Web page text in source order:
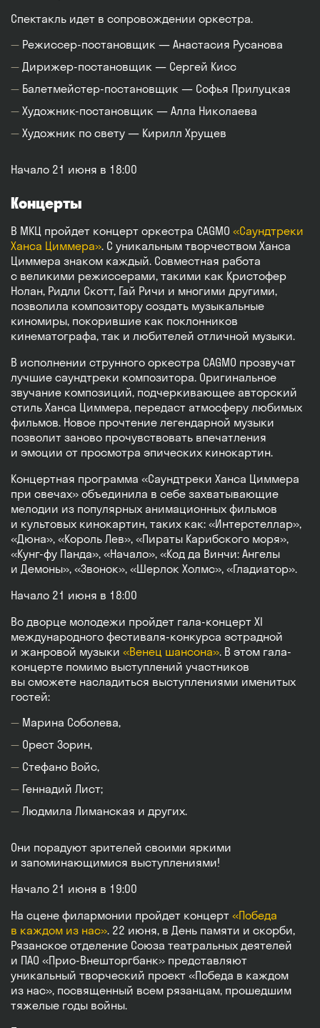
Спектакль идет в сопровождении оркестра.
Режиссер-постановщик — Анастасия Русанова
Дирижер-постановщик — Сергей Кисс
Балетмейстер-постановщик — Софья Прилуцкая
Художник-постановщик — Алла Николаева
Художник по свету — Кирилл Хрущев
Начало 21 июня в 18:00
Концерты
В МКЦ пройдет концерт оркестра CAGMO «Саундтреки
Ханса Циммера». С уникальным творчеством Ханса
Циммера знаком каждый. Совместная работа
с великими режиссерами, такими как Кристофер
Нолан, Ридли Скотт, Гай Ричи и многими другими,
позволила композитору создать музыкальные
киномиры, покорившие как поклонников
кинематографа, так и любителей отличной музыки.
В исполнении струнного оркестра CAGMO прозвучат
лучшие саундтреки композитора. Оригинальное
звучание композиций, подчеркивающее авторский
стиль Ханса Циммера, передаст атмосферу любимых
фильмов. Новое прочтение легендарной музыки
позволит заново прочувствовать впечатления
и эмоции от просмотра эпических кинокартин.
Концертная программа «Саундтреки Ханса Циммера
при свечах» объединила в себе захватывающие
мелодии из популярных анимационных фильмов
и культовых кинокартин, таких как: «Интерстеллар»,
«Дюна», «Король Лев», «Пираты Карибского моря»,
«Кунг-фу Панда», «Начало», «Код да Винчи: Ангелы
и Демоны», «Звонок», «Шерлок Холмс», «Гладиатор».
Начало 21 июня в 18:00
Во дворце молодежи пройдет гала-концерт XI
международного фестиваля-конкурса эстрадной
и жанровой музыки «Венец шансона». В этом гала-
концерте помимо выступлений участников
вы сможете насладиться выступлениями именитых
гостей:
Марина Соболева,
Орест Зорин,
Стефано Войс,
Геннадий Лист;
Людмила Лиманская и других.
Они порадуют зрителей своими яркими
и запоминающимися выступлениями!
Начало 21 июня в 19:00
На сцене филармонии пройдет концерт «Победа
в каждом из нас». 22 июня, в День памяти и скорби,
Рязанское отделение Союза театральных деятелей
и ПАО «Прио-Внешторгбанк» представляют
уникальный творческий проект «Победа в каждом
из нас», посвященный всем рязанцам, прошедшим
тяжелые годы войны.